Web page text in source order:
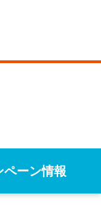
ペーン情報